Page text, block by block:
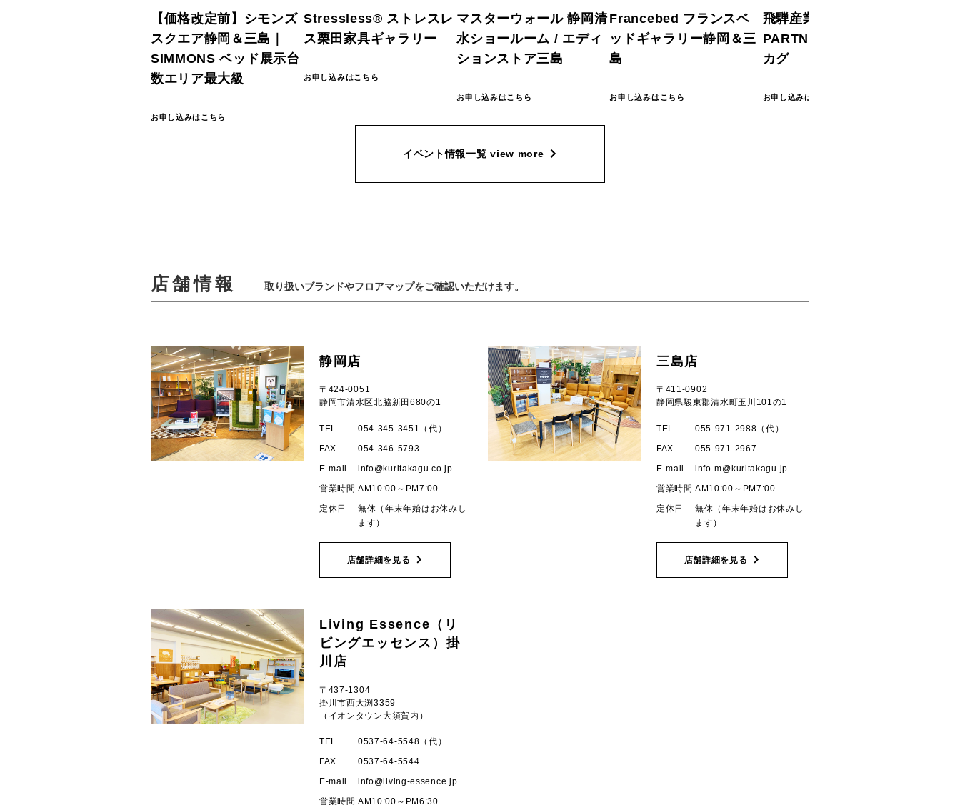
【価格改定前】シモンズ
スクエア静岡＆三島｜
SIMMONS ベッド展示台
数エリア最大級
お申し込みはこちら
Stressless® ストレスレ
ス栗田家具ギャラリー
お申し込みはこちら
マスターウォール 静岡清
水ショールーム / エディ
ションストア三島
お申し込みはこちら
Francebed フランスベ
ッドギャラリー静岡＆三
島
お申し込みはこちら
飛騨産業 HIDA
PARTNER SHOP クリタ
カグ
お申し込みはこちら
イベント情報一覧 view more
店舗情報 取り扱いブランドやフロアマップをご確認いただけます。
静岡店
〒424-0051
静岡市清水区北脇新田680の1
TEL
054-345-3451（代）
FAX
054-346-5793
E-mail
info
kuritakagu.co.jp
営業時間 AM10:00～PM7:00
定休日
無休（年末年始はお休みし
ます）
店舗詳細を見る
三島店
〒411-0902
静岡県駿東郡清水町玉川101の1
TEL
055-971-2988（代）
FAX
055-971-2967
E-mail
info-m
kuritakagu.jp
営業時間 AM10:00～PM7:00
定休日
無休（年末年始はお休みし
ます）
店舗詳細を見る
Living Essence（リ
ビングエッセンス）掛
川店
〒437-1304
掛川市西大渕3359
（イオンタウン大須賀内）
TEL
0537-64-5548（代）
FAX
0537-64-5544
E-mail
info
living-essence.jp
営業時間 AM10:00～PM6:30